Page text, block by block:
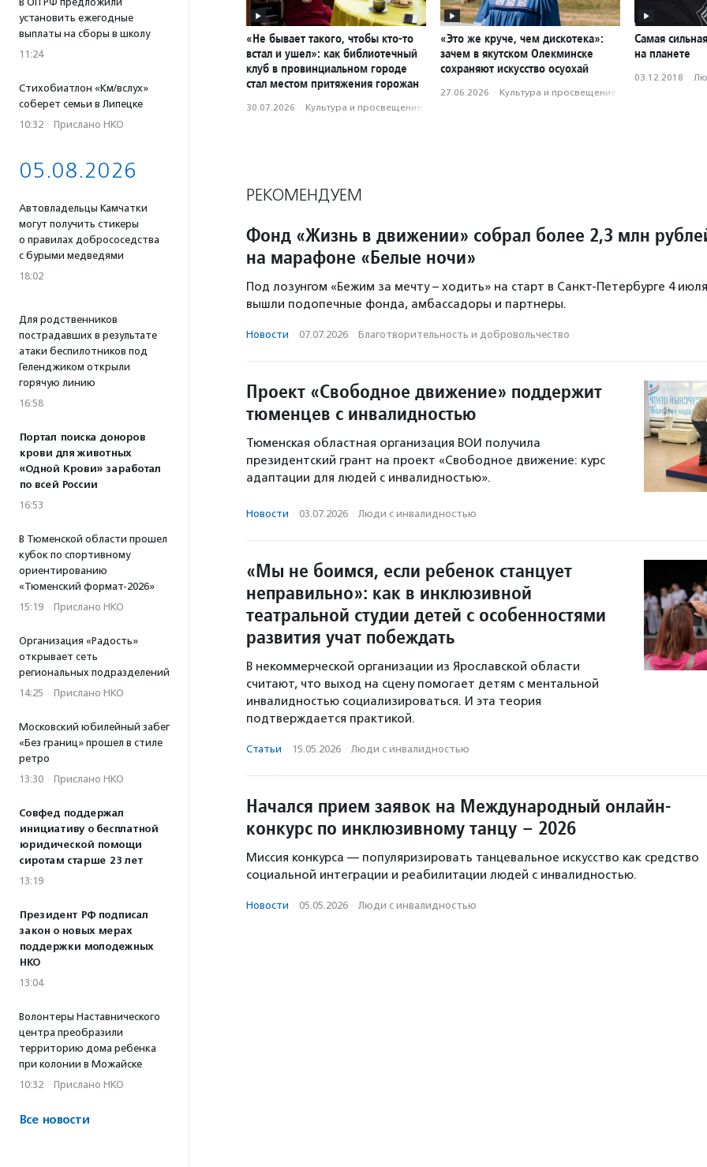
установить ежегодные
выплаты на сборы в школу
11:24
Стихобиатлон «Км/вслух»
соберет семьи в Липецке
10:32 · Прислано НКО
05.08.2026
Автовладельцы Камчатки
могут получить стикеры
о правилах добрососедства
с бурыми медведями
18:02
Для родственников
пострадавших в результате
атаки беспилотников под
Геленджиком открыли
горячую линию
16:58
Портал поиска доноров
крови для животных
«Одной Крови» заработал
по всей России
16:53
В Тюменской области прошел
кубок по спортивному
ориентированию
«Тюменский формат-2026»
15:19 · Прислано НКО
Организация «Радость»
открывает сеть
региональных подразделений
14:25 · Прислано НКО
Московский юбилейный забег
«Без границ» прошел в стиле
ретро
13:30 · Прислано НКО
Совфед поддержал
инициативу о бесплатной
юридической помощи
сиротам старше 23 лет
13:19
Президент РФ подписал
закон о новых мерах
поддержки молодежных
НКО
13:04
Волонтеры Наставнического
центра преобразили
территорию дома ребенка
при колонии в Можайске
10:32 · Прислано НКО
Все новости
«Не бывает такого, чтобы кто-то
встал и ушел»: как библиотечный
клуб в провинциальном городе
стал местом притяжения горожан
30.07.2026 · Культура и просвещение
«Это же круче, чем дискотека»:
зачем в якутском Олекминске
сохраняют искусство осуохай
27.06.2026 · Культура и просвещение
Самая
на планете
03.12.2018 ·
РЕКОМЕНДУЕМ
Фонд «Жизнь в движении» собрал более 2,3 млн
на марафоне «Белые ночи»
Под лозунгом «Бежим за мечту – ходить» на старт в Санкт-Петербурге 4 июля
вышли подопечные фонда, амбассадоры и партнеры.
Новости · 07.07.2026 · Благотвори­тель­ность и доброволь­чест­во
Проект «Свободное движение» поддержит
тюменцев с инвалидностью
Тюменская областная организация ВОИ получила
президентский грант на проект «Свободное движение: курс
адаптации для людей с инвалидностью».
Новости · 03.07.2026 · Люди с инвалидностью
«Мы не боимся, если ребенок станцует
неправильно»: как в инклюзивной
театральной студии детей с особенностями
развития учат побеждать
В некоммерческой организации из Ярославской области
считают, что выход на сцену помогает детям с ментальной
инвалидностью социализироваться. И эта теория
подтверждается практикой.
Статьи · 15.05.2026 · Люди с инвалидностью
Начался прием заявок на Международный онлайн-
конкурс по инклюзивному танцу – 2026
Миссия конкурса — популяризировать танцевальное искусство как средство
социальной интеграции и реабилитации людей с инвалидностью.
Новости · 05.05.2026 · Люди с инвалидностью